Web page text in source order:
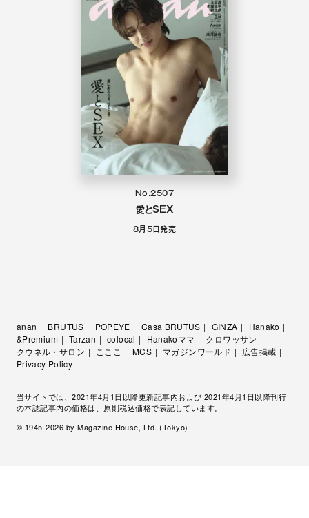
No.2507
愛とSEX
8月5日発売
anan BRUTUS POPEYE Casa BRUTUS GINZA
Hanako
&Premium
Tarzan colocal Hanakoママ
クロワッサン
クウネル・サロン
こここ MCS マガジンワールド
広告掲載
Privacy Policy
当サイトでは、2021年4月1日以降更新記事内および 2021年4月1日以降刊行
の本誌記事内の価格は、原則税込価格で表記しています。
© 1945-2026 by Magazine House, Ltd. (Tokyo)